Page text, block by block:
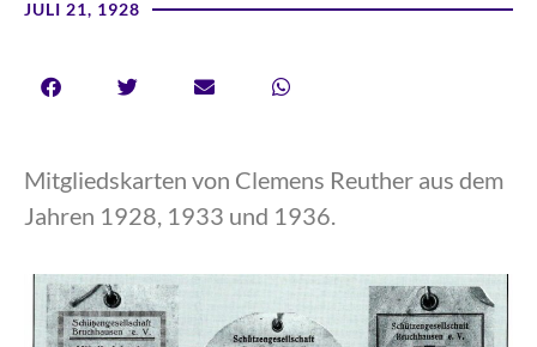
JULI 21, 1928
Mitgliedskarten von Clemens Reuther aus dem
Jahren 1928, 1933 und 1936.